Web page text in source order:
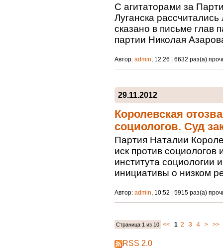
С агитаторами за
Луганска
сказано в письме глав
партии Николая
Автор: admin, 12:26 | 6632 раз(а)
29.11.2012
Королевская
социологов. Суд
Партия Наталии
иск против социологов
института социологии
инициативы о низком
Автор: admin, 10:52 | 5915 раз(а)
Страница 1 из 10 << 1 2 3 4 > >>
RSS 2.0